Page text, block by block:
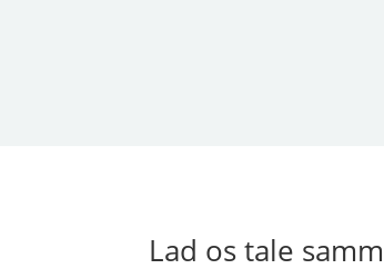
Lad os tale